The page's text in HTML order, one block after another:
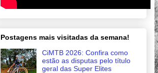
Postagens mais visitadas da semana!
CiMTB 2026: Confira como
estão as disputas pelo título
geral das Super Elites